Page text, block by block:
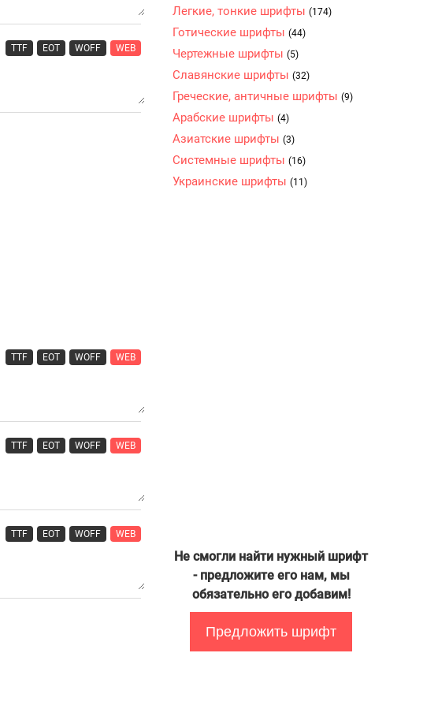
TTF EOT WOFF WEB
TTF EOT WOFF WEB
TTF EOT WOFF WEB
TTF EOT WOFF WEB
Легкие, тонкие шрифты (174)
Готические шрифты (44)
Чертежные шрифты (5)
Славянские шрифты (32)
Греческие, античные шрифты (9)
Арабские шрифты (4)
Азиатские шрифты (3)
Системные шрифты (16)
Украинские шрифты (11)
Не смогли найти нужный шрифт
- предложите его нам, мы
обязательно его добавим!
Предложить шрифт